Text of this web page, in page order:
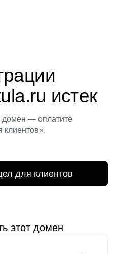
истек
домен — оплатите
клиентов».
для клиентов
этот домен